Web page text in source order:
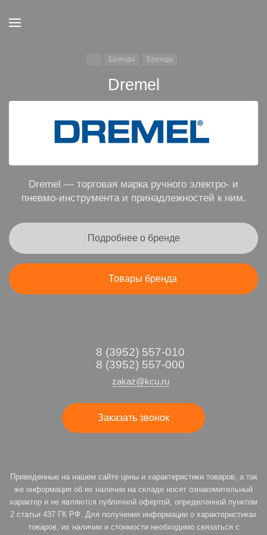
Бренды Бренды
Dremel
Dremel — торговая марка ручного электро- и
пневмо-инструмента и принадлежностей к ним.
Подробнее о бренде
Товары бренда
8 (3952) 557-010
8 (3952) 557-000
zakaz@kcu.ru
Заказать звонок
Приведенные на нашем сайте цены и характеристики товаров, а так
же информация об их наличии на складе носят ознакомительный
характер и не являются публичной офертой, определенной пунктом
2 статьи 437 ГК РФ. Для получения информации о характеристиках
товаров, их наличии и стоимости необходимо связаться с